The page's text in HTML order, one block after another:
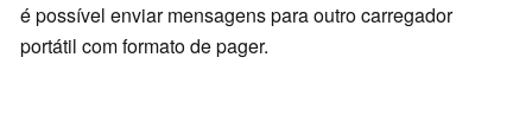
é possível enviar mensagens para outro carregador
portátil com formato de pager.